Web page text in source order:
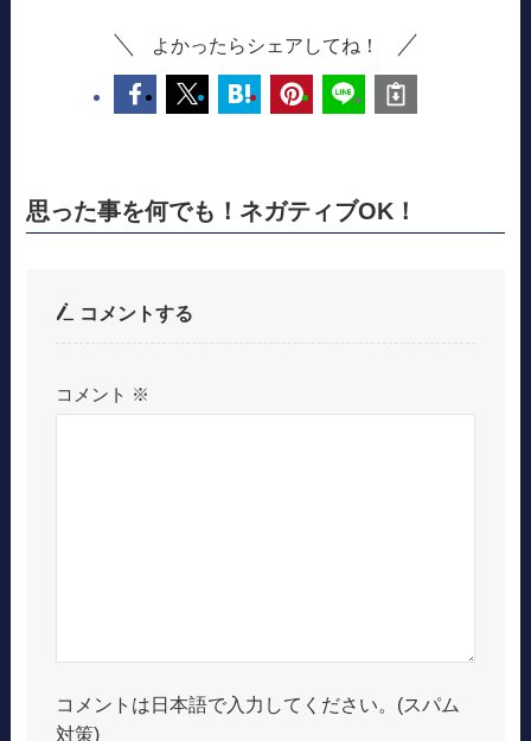
よかったらシェアしてね！
思った事を何でも！ネガティブOK！
コメントする
コメント ※
コメントは日本語で入力してください。(スパム
対策)